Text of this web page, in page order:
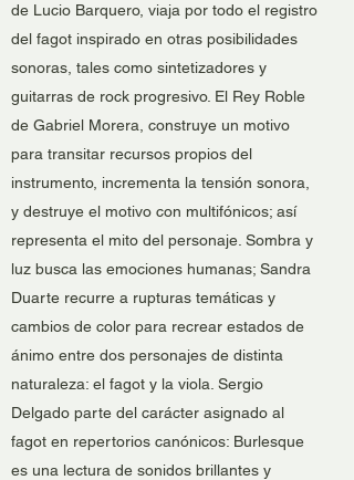
de Lucio Barquero, viaja por todo el registro
del fagot inspirado en otras posibilidades
sonoras, tales como sintetizadores y
guitarras de rock progresivo. El Rey Roble
de Gabriel Morera, construye un motivo
para transitar recursos propios del
instrumento, incrementa la tensión sonora,
y destruye el motivo con multifónicos; así
representa el mito del personaje. Sombra y
luz busca las emociones humanas; Sandra
Duarte recurre a rupturas temáticas y
cambios de color para recrear estados de
ánimo entre dos personajes de distinta
naturaleza: el fagot y la viola. Sergio
Delgado parte del carácter asignado al
fagot en repertorios canónicos: Burlesque
es una lectura de sonidos brillantes y